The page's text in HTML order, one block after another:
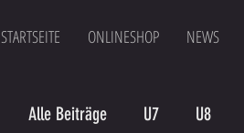
STARTSEITE ONLINESHOP NEWS
Alle Beiträge U7 U8